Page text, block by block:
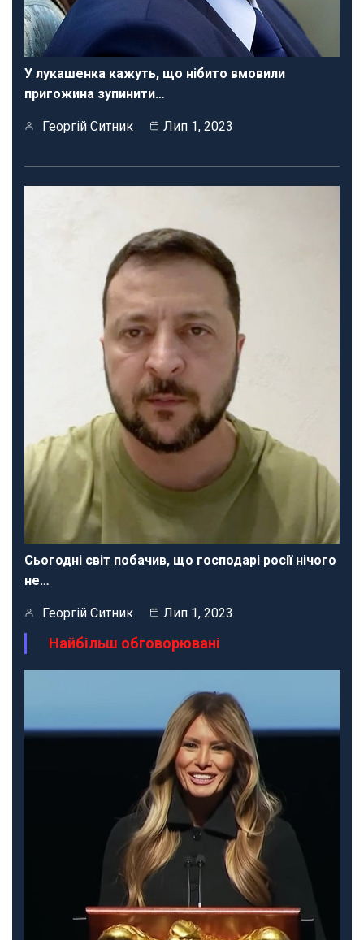
У лукашенка кажуть, що нібито вмовили
пригожина зупинити…
Георгій Ситник Лип 1, 2023
Сьогодні світ побачив, що господарі росії нічого
не…
Георгій Ситник Лип 1, 2023
Найбільш обговорювані